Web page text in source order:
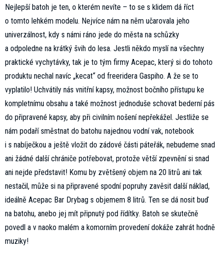
Nejlepší batoh je ten, o kterém nevíte – to se s klidem dá říct
o tomto lehkém modelu. Nejvíce nám na něm učarovala jeho
univerzálnost, kdy s námi ráno jede do města na schůzky
a odpoledne na krátký švih do lesa. Jestli někdo myslí na všechny
praktické vychytávky, tak je to tým firmy Acepac, který si do tohoto
produktu nechal navíc „kecat“ od freeridera Gaspiho. A že se to
vyplatilo! Uchvátily nás vnitřní kapsy, možnost bočního přístupu ke
kompletnímu obsahu a také možnost jednoduše schovat bederní pás
do připravené kapsy, aby při civilním nošení nepřekážel. Jestliže se
nám podaří směstnat do batohu najednou vodní vak, notebook
i s nabíječkou a ještě vložit do zádové části páteřák, nebudeme snad
ani žádné další chrániče potřebovat, protože větší zpevnění si snad
ani nejde představit! Komu by zvětšený objem na 20 litrů ani tak
nestačil, může si na připravené spodní popruhy zavěsit další náklad,
ideálně Acepac Bar Drybag s objemem 8 litrů. Ten se dá nosit buď
na batohu, anebo jej mít připnutý pod řídítky. Batoh se skutečně
povedl a v naoko malém a komorním provedení dokáže zahrát hodně
muziky!